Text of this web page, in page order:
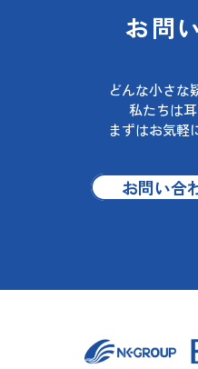
お問
どんな小さな
私たちは耳
まずはお気軽
お問い合